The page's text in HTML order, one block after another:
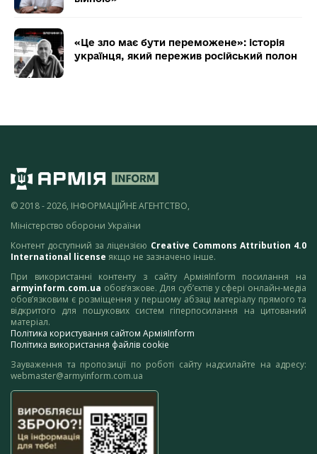
«Це зло має бути переможене»: історія
українця, який пережив російський полон
© 2018 - 2026, ІНФОРМАЦІЙНЕ АГЕНТСТВО,
Міністерство оборони України
Контент доступний за ліцензією Creative Commons Attribution 4.0
International license якщо не зазначено інше.
При використанні контенту з сайту АрміяInform посилання на
armyinform.com.ua обов’язкове. Для суб’єктів у сфері онлайн-медіа
обов’язковим є розміщення у першому абзаці матеріалу прямого та
відкритого для пошукових систем гіперпосилання на цитований
матеріал.
Політика користування сайтом АрміяInform
Політика використання файлів cookie
Зауваження та пропозиції по роботі сайту надсилайте на адресу:
webmaster@armyinform.com.ua